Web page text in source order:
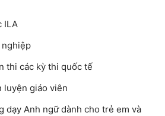
ILA
nghiệp
thi các kỳ thi quốc tế
luyện giáo viên
dạy Anh ngữ dành cho trẻ em và